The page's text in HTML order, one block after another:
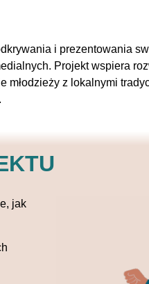
i prezentowania
Projekt wspiera
młodzieży z lokalnymi
jak